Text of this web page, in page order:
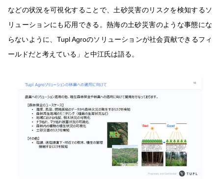
などの状況を可視化することで、土砂災害のリスクを検知するソ
リューションにも応用できる。熱海の土砂災害のような事態にな
らないように、Tupl Agroのソリューションが社会貢献できるフィ
ールドだと考えている」と中江氏は語る。